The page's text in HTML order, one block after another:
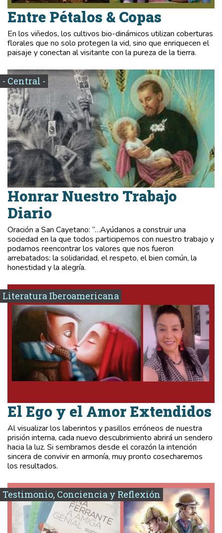
Entre Pétalos & Copas
En los viñedos, los cultivos bio-dinámicos utilizan coberturas
florales que no solo protegen la vid, sino que enriquecen el
paisaje y conectan al visitante con la pureza de la tierra.
- Central -
Honrar Nuestro Trabajo
Diario
Oración a San Cayetano: “…Ayúdanos a construir una
sociedad en la que todos participemos con nuestro trabajo y
podamos reencontrar los valores que nos fueron
arrebatados: la solidaridad, el respeto, el bien común, la
honestidad y la alegría.
Literatura Iberoamericana
El Ego y el Amor Extendidos
Al visualizar los laberintos y pasillos erróneos de nuestra
prisión interna, cada nuevo descubrimiento abrirá un sendero
hacia la luz. Si sembramos desde el corazón la intención
sincera de convivir en armonía, muy pronto cosecharemos
los resultados.
Testimonio, Conciencia y Reflexión